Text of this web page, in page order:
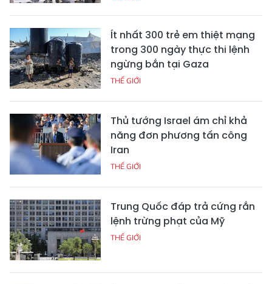
Ít nhất 300 trẻ em thiệt mạng
trong 300 ngày thực thi lệnh
ngừng bắn tại Gaza
THẾ GIỚI
Thủ tướng Israel ám chỉ khả
năng đơn phương tấn công
Iran
THẾ GIỚI
Trung Quốc đáp trả cứng rắn
lệnh trừng phạt của Mỹ
THẾ GIỚI